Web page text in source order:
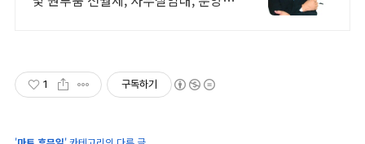
1 구독하기